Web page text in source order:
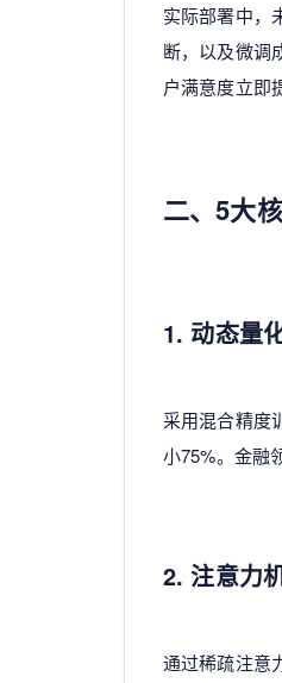
实际部署中，
断，以及微调
户满意度立即
二、5大
1. 动态量
采用混合精度
小75%。金融
2. 注意力
通过稀疏注意